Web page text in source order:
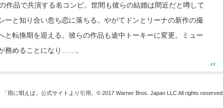
作品で共演する名コンビ。世間も彼らの結婚は間近だと噂して
と知り合い忽ち恋に落ちる。やがてドンとリーナの新作の撮
転換期を迎える。彼らの作品も途中トーキーに変更。ミュー
務めることになり……。
「雨に唄えば」公式サイトより引用。© 2017 Warner Bros. Japan LLC All rights reserved.